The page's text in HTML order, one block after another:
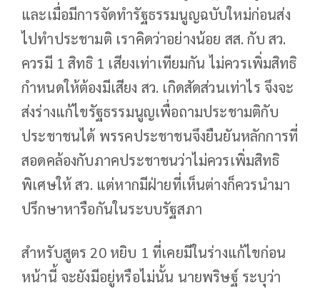
และเมื่อมีการจัดทำรัฐธรรมนูญฉบับใหม่ก่อนส่ง
ไปทำประชามติ เราคิดว่าอย่างน้อย สส. กับ สว.
ควรมี 1 สิทธิ 1 เสียงเท่าเทียมกัน ไม่ควรเพิ่มสิทธิ
กำหนดให้ต้องมีเสียง สว. เกิดสัดส่วนเท่าไร จึงจะ
ส่งร่างแก้ไขรัฐธรรมนูญเพื่อถามประชามติกับ
ประชาชนได้ พรรคประชาชนจึงยืนยันหลักการที่
สอดคล้องกับภาคประชาชนว่าไม่ควรเพิ่มสิทธิ
พิเศษให้ สว. แต่หากมีฝ่ายที่เห็นต่างก็ควรนำมา
ปรึกษาหารือกันในระบบรัฐสภา
สำหรับสูตร 20 หยิบ 1 ที่เคยมีในร่างแก้ไขก่อน
หน้านี้ จะยังมีอยู่หรือไม่นั้น นายพริษฐ์ ระบุว่า